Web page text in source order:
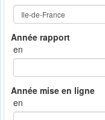
en
en